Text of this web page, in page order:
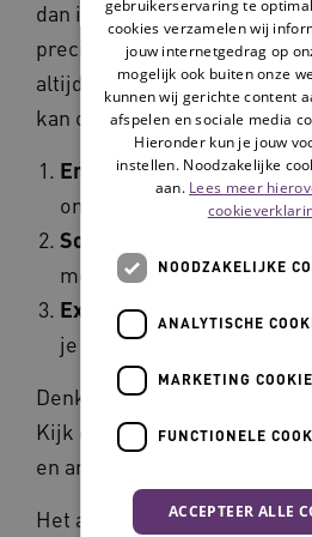
dan is het belangrijk om te
precies voelt. Eenzaamheid
altijd gelijk aan het missen
kan ook iets anders zijn dat
Emotionele eenzaamheid
om je heen, maar je voelt
Sociale eenzaamheid
mensen om je heen
Existentiële eenzaamheid
je doel van je bestaan.
Denk je existentiële
Kijk dan eens bij het thema
en artikelen.
Het advies 'ga er op uit'
gebruikerservaring te
cookies verzamelen wij
jouw internetgedrag op
mogelijk ook buiten onze
kunnen wij gerichte content
afspelen en sociale media
Hieronder kun je jouw
instellen. Noodzakelijke
aan. Lees meer
NOODZAKELIJKE
ANALYTISCHE
MARKETING
FUNCTIONELE
ACCEPTEER ALLE